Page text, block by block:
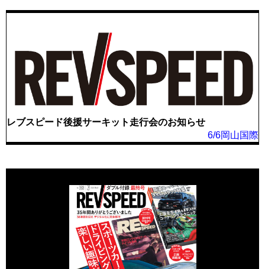
レブスピード後援サーキット走行会のお知らせ
6/6岡山国際